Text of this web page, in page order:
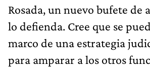
Rosada, un nuevo bufete de
lo defienda. Cree que se
marco de una estrategia
para amparar a los otros